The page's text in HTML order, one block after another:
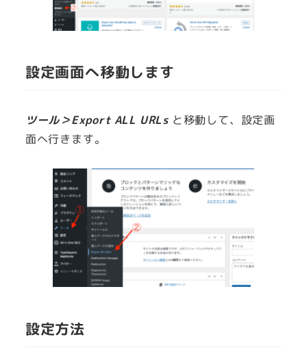
設定画面へ移動します
ツール＞Export ALL URLs と移動して、設定画
面へ行きます。
設定方法